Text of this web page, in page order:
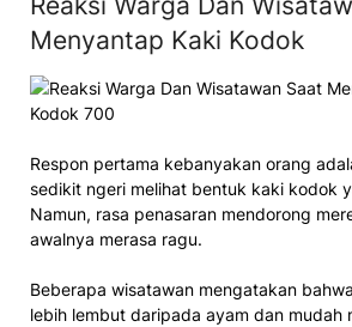
Menyantap Kaki Kodok
Respon pertama kebanyakan orang
sedikit ngeri melihat bentuk kaki kodok
Namun, rasa penasaran mendorong
awalnya merasa ragu.
Beberapa wisatawan mengatakan
lebih lembut daripada ayam dan mudah